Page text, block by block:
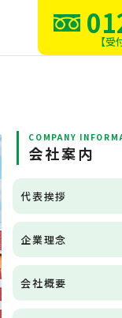
【
COMPANY
会社案内
代表挨拶
企業理念
会社概要